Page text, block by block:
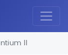
II